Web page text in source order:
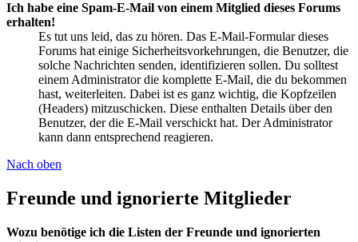
Ich habe eine Spam-E-Mail von einem Mitglied dieses Forums
erhalten!
Es tut uns leid, das zu hören. Das E-Mail-Formular dieses
Forums hat einige Sicherheitsvorkehrungen, die Benutzer, die
solche Nachrichten senden, identifizieren sollen. Du solltest
einem Administrator die komplette E-Mail, die du bekommen
hast, weiterleiten. Dabei ist es ganz wichtig, die Kopfzeilen
(Headers) mitzuschicken. Diese enthalten Details über den
Benutzer, der die E-Mail verschickt hat. Der Administrator
kann dann entsprechend reagieren.
Nach oben
Freunde und ignorierte Mitglieder
Wozu benötige ich die Listen der Freunde und ignorierten